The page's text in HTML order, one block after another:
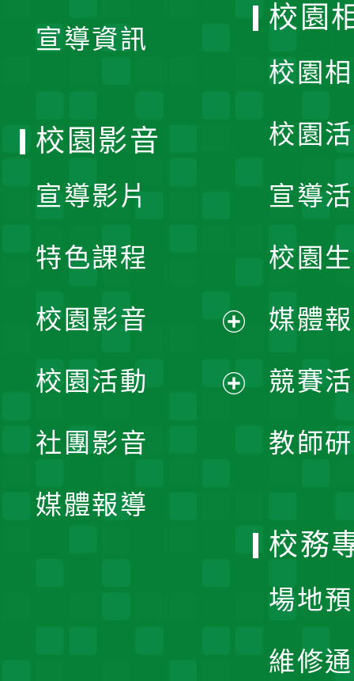
宣導資訊
校園
校園
校園
宣導
校園
媒體
競賽
教師
校園影音
宣導影片
特色課程
校園影音
開
校園活動
社團影音
媒體報導
校務
場地
維修